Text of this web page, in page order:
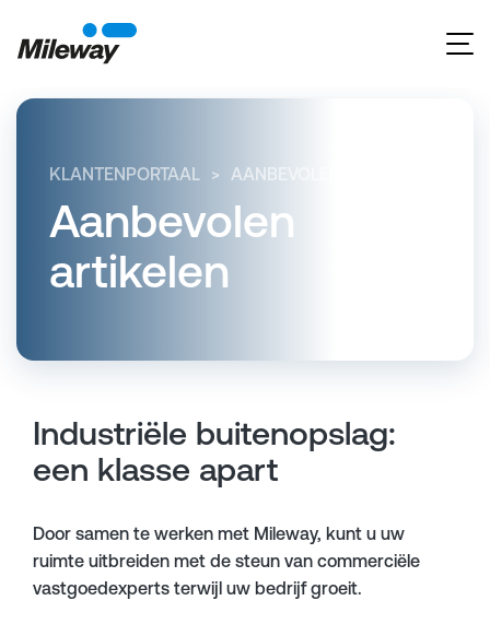
KLANTENPORTAAL AANBEVOLEN ARTIKELEN
Aanbevolen
artikelen
Industriële buitenopslag:
een klasse apart
Door samen te werken met Mileway, kunt u uw
ruimte uitbreiden met de steun van commerciële
vastgoedexperts terwijl uw bedrijf groeit.